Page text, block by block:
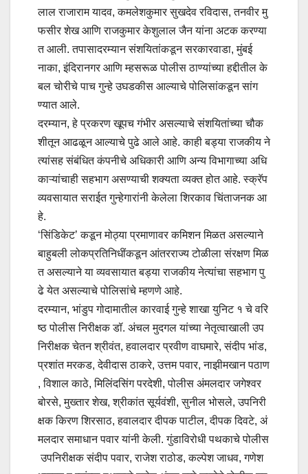
लाल राजाराम यादव, कमलेशकुमार सुखदेव रविदास, तनवीर मु
फसीर शेख आणि राजकुमार केशुलाल जैन यांना अटक करण्या
त आली. तपासादरम्यान संशयितांकडून सरकारवाडा, मुंबई
नाका, इंदिरानगर आणि म्हसरूळ पोलीस ठाण्यांच्या हद्दीतील के
बल चोरीचे पाच गुन्हे उघडकीस आल्याचे पोलिसांकडून सांग
ण्यात आले.
दरम्यान, हे प्रकरण खूपच गंभीर असल्याचे संशयितांच्या चौक
शीतून आढळून आल्याचे पुढे आले आहे. काही बड्या राजकीय ने
त्यांसह संबंधित कंपनीचे अधिकारी आणि अन्य विभागाच्या अधि
काऱ्यांचाही सहभाग असण्याची शक्यता व्यक्त होत आहे. स्क्रॅप
व्यवसायात सराईत गुन्हेगारांनी केलेला शिरकाव चिंताजनक आ
हे.
‘सिंडिकेट’ कडून मोठ्या प्रमाणावर कमिशन मिळत असल्याने
बाहुबली लोकप्रतिनिधींकडून आंतरराज्य टोळीला संरक्षण मिळ
त असल्याने या व्यवसायात बड्या राजकीय नेत्यांचा सहभाग पु
ढे येत असल्याचे पोलिसांचे म्हणणे आहे.
दरम्यान, भांडुप गोदामातील कारवाई गुन्हे शाखा युनिट १ चे वरि
ष्ठ पोलीस निरीक्षक डॉ. अंचल मुदगल यांच्या नेतृत्वाखाली उप
निरीक्षक चेतन श्रीवंत, हवालदार प्रवीण वाघमारे, संदीप भांड,
प्रशांत मरकड, देवीदास ठाकरे, उत्तम पवार, नाझीमखान पठाण
, विशाल काठे, मिलिंदसिंग परदेशी, पोलीस अंमलदार जगेश्वर
बोरसे, मुख्तार शेख, श्रीकांत सूर्यवंशी, सुनील भोसले, उपनिरी
क्षक किरण शिरसाठ, हवालदार दीपक पाटील, दीपक दिवटे, अं
मलदार समाधान पवार यांनी केली. गुंडाविरोधी पथकाचे पोलीस
उपनिरीक्षक संदीप पवार, राजेश राठोड, कल्पेश जाधव, गणेश